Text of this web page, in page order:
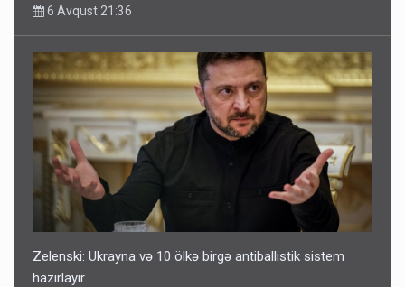
6 Avqust 21:36
Zelenski: Ukrayna və 10 ölkə birgə antiballistik sistem
hazırlayır